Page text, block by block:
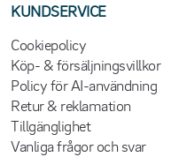
KUNDSERVICE
Cookiepolicy
Köp- & försäljningsvillkor
Policy för AI-användning
Retur & reklamation
Tillgänglighet
Vanliga frågor och svar